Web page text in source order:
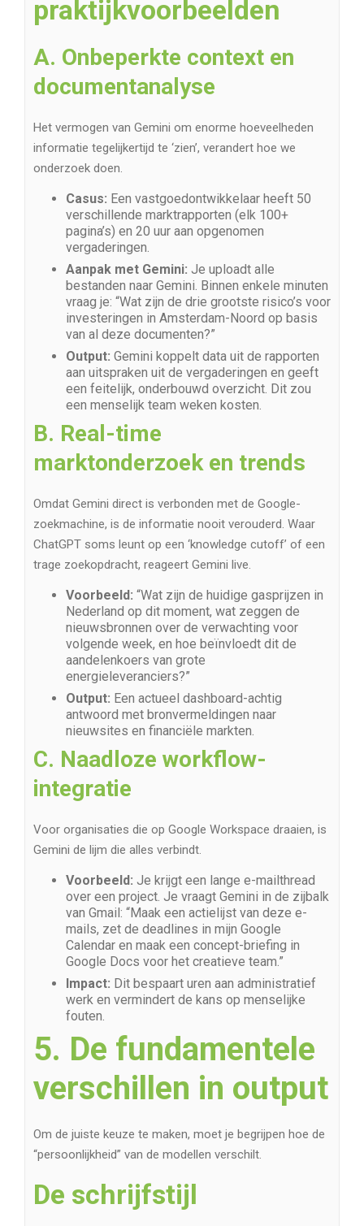
praktijkvoorbeelden
A. Onbeperkte context en
documentanalyse
Het vermogen van Gemini om enorme hoeveelheden
informatie tegelijkertijd te ‘zien’, verandert hoe we
onderzoek doen.
Casus: Een vastgoedontwikkelaar heeft 50
verschillende marktrapporten (elk 100+
pagina’s) en 20 uur aan opgenomen
vergaderingen.
Aanpak met Gemini: Je uploadt alle
bestanden naar Gemini. Binnen enkele minuten
vraag je: “Wat zijn de drie grootste risico’s voor
investeringen in Amsterdam-Noord op basis
van al deze documenten?”
Output: Gemini koppelt data uit de rapporten
aan uitspraken uit de vergaderingen en geeft
een feitelijk, onderbouwd overzicht. Dit zou
een menselijk team weken kosten.
B. Real-time
marktonderzoek en trends
Omdat Gemini direct is verbonden met de Google-
zoekmachine, is de informatie nooit verouderd. Waar
ChatGPT soms leunt op een ‘knowledge cutoff’ of een
trage zoekopdracht, reageert Gemini live.
Voorbeeld: “Wat zijn de huidige gasprijzen in
Nederland op dit moment, wat zeggen de
nieuwsbronnen over de verwachting voor
volgende week, en hoe beïnvloedt dit de
aandelenkoers van grote
energieleveranciers?”
Output: Een actueel dashboard-achtig
antwoord met bronvermeldingen naar
nieuwsites en financiële markten.
C. Naadloze workflow-
integratie
Voor organisaties die op Google Workspace draaien, is
Gemini de lijm die alles verbindt.
Voorbeeld: Je krijgt een lange e-mailthread
over een project. Je vraagt Gemini in de zijbalk
van Gmail: “Maak een actielijst van deze e-
mails, zet de deadlines in mijn Google
Calendar en maak een concept-briefing in
Google Docs voor het creatieve team.”
Impact: Dit bespaart uren aan administratief
werk en vermindert de kans op menselijke
fouten.
5. De fundamentele
verschillen in output
Om de juiste keuze te maken, moet je begrijpen hoe de
“persoonlijkheid” van de modellen verschilt.
De schrijfstijl